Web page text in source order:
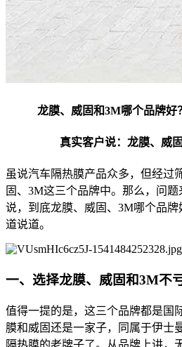
龙膜、威固和3M哪个品牌好
真实客户说：龙膜、威
虽说汽车隔热膜产品众多，但经过
固、3M这三个品牌中。那么，问
说，到底龙膜、威固、3M哪个品
道说道。
一、选择龙膜、威固和3M不
值得一提的是，这三个品牌都是国
膜和威固还是一家子，同属于伊士
隔热膜的老牌子了。从品牌上讲，